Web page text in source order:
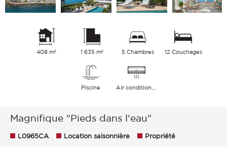
408 m² 1 635 m² 5 Chambres 12 Couchages
Piscine
Magnifique "Pieds dans l'eau"
L0965CA Location saisonnière Propriété